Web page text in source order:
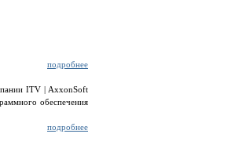
подробнее
ITV | AxxonSoft
обеспечения
подробнее